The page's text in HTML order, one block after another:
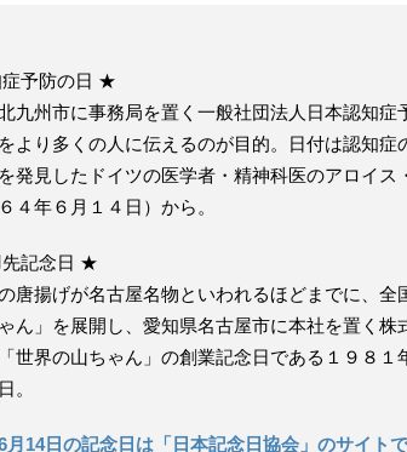
予防の日 ★
九州市に事務局を置く一般社団法人日本認知症
より多くの人に伝えるのが目的。日付は認知症
発見したドイツの医学者・精神科医のアロイス
４年６月１４日）から。
記念日 ★
唐揚げが名古屋名物といわれるほどまでに、全
ん」を展開し、愛知県名古屋市に本社を置く株
世界の山ちゃん」の創業記念日である１９８
。
月14日の記念日は「日本記念日協会」のサイト